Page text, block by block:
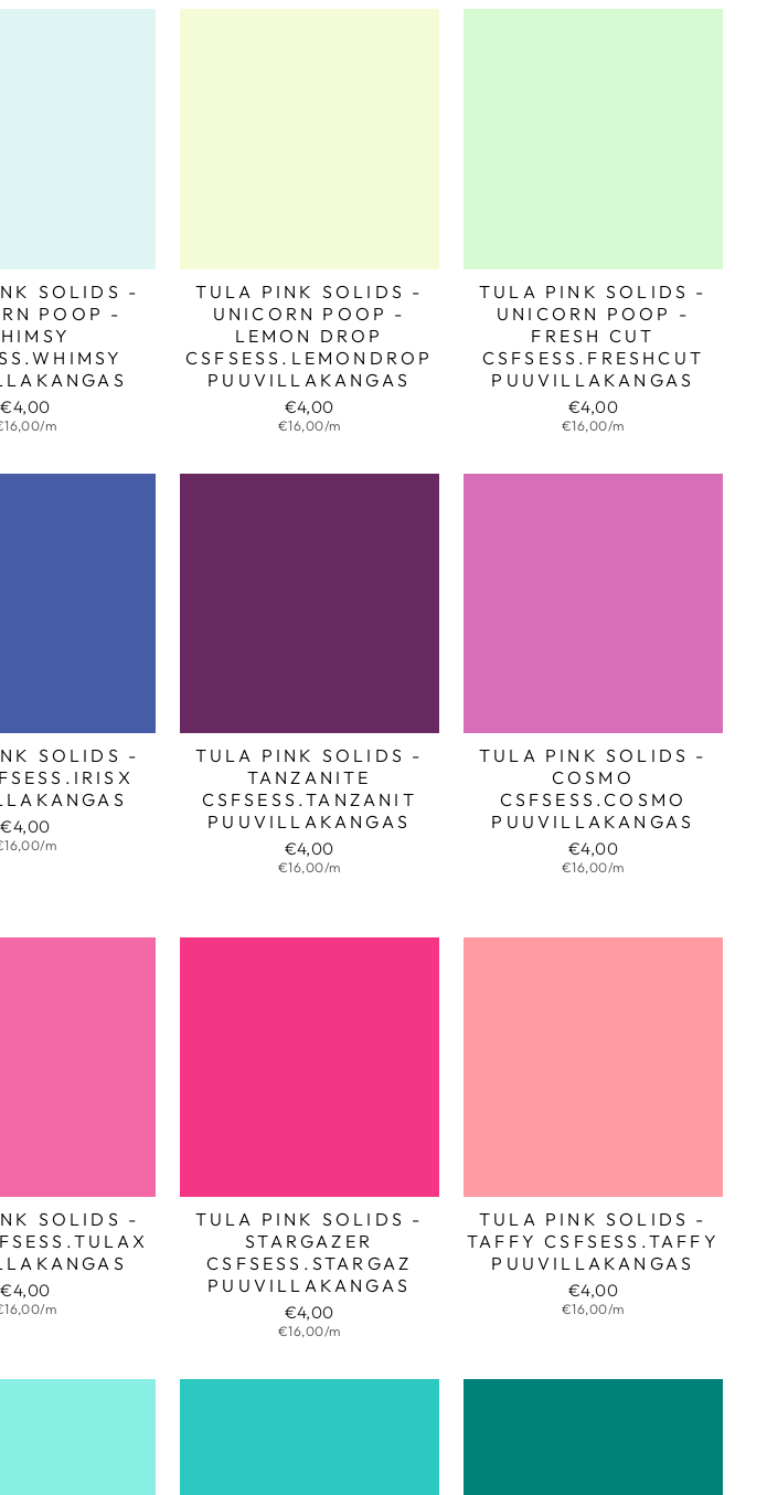
SOLIDS -
POOP -
€4,00
m
TULA PINK SOLIDS -
UNICORN POOP -
LEMON DROP
CSFSESS.LEMONDROP
PUUVILLAKANGAS
€4,00
€16,00/m
TULA PINK SOLIDS -
UNICORN POOP -
FRESH CUT
CSFSESS.FRESHCUT
PUUVILLAKANGAS
€4,00
€16,00/m
SOLIDS -
€4,00
m
TULA PINK SOLIDS -
TANZANITE
CSFSESS.TANZANIT
PUUVILLAKANGAS
€4,00
€16,00/m
TULA PINK SOLIDS -
COSMO
CSFSESS.COSMO
PUUVILLAKANGAS
€4,00
€16,00/m
SOLIDS -
€4,00
m
TULA PINK SOLIDS -
STARGAZER
CSFSESS.STARGAZ
PUUVILLAKANGAS
€4,00
€16,00/m
TULA PINK SOLIDS -
TAFFY CSFSESS.TAFFY
PUUVILLAKANGAS
€4,00
€16,00/m